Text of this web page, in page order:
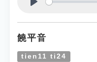
饒平音
tien11 ti24